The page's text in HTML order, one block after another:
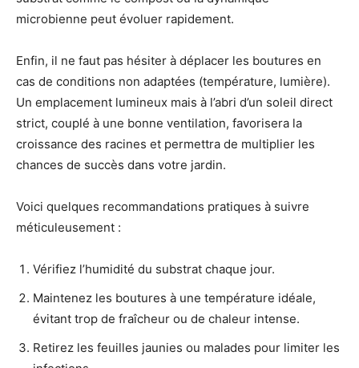
microbienne peut évoluer rapidement.
Enfin, il ne faut pas hésiter à déplacer les boutures en
cas de conditions non adaptées (température, lumière).
Un emplacement lumineux mais à l’abri d’un soleil direct
strict, couplé à une bonne ventilation, favorisera la
croissance des racines et permettra de multiplier les
chances de succès dans votre jardin.
Voici quelques recommandations pratiques à suivre
méticuleusement :
Vérifiez l’humidité du substrat chaque jour.
Maintenez les boutures à une température idéale,
évitant trop de fraîcheur ou de chaleur intense.
Retirez les feuilles jaunies ou malades pour limiter les